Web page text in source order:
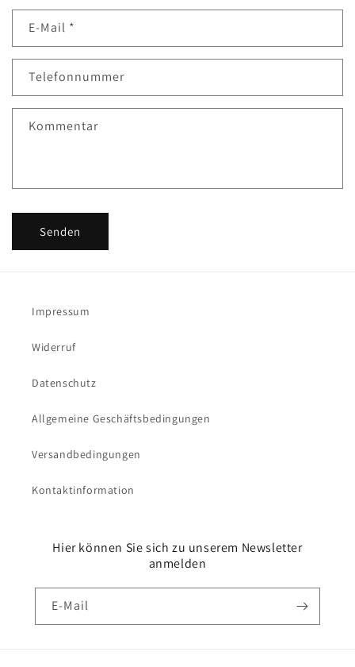
E-Mail *
Telefonnummer
Kommentar
Senden
Impressum
Widerruf
Datenschutz
Allgemeine Geschäftsbedingungen
Versandbedingungen
Kontaktinformation
Hier können Sie sich zu unserem Newsletter
anmelden
E-Mail